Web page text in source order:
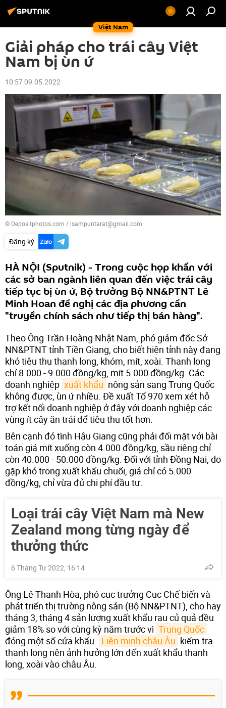
Việt Nam
Giải pháp cho trái cây Việt
Nam bị ùn ứ
10:57 09.05.2022
© Depositphotos.com / isampuntarat@gmail.com
Đăng ký
HÀ NỘI (Sputnik) - Trong cuộc họp khẩn với
các sở ban ngành liên quan đến việc trái cây
tiếp tục bị ùn ứ, Bộ trưởng Bộ NN&PTNT Lê
Minh Hoan đề nghị các địa phương cần
"truyền chính sách như tiếp thị bán hàng".
Theo Ông Trần Hoàng Nhật Nam, phó giám đốc Sở
NN&PTNT tỉnh Tiền Giang, cho biết hiện tỉnh này đang
khó tiêu thụ thanh long, khóm, mít, xoài. Thanh long
chỉ 8.000 - 9.000 đồng/kg, mít 5.000 đồng/kg. Các
doanh nghiệp xuất khẩu nông sản sang Trung Quốc
không được, ùn ứ nhiều. Đề xuất Tổ 970 xem xét hỗ
trợ kết nối doanh nghiệp ở đây với doanh nghiệp các
vùng ít cây ăn trái để tiêu thụ tốt hơn.
Bên cạnh đó tình Hậu Giang cũng phải đối mặt với bài
toán giá mít xuống còn 4.000 đồng/kg, sầu riêng chỉ
còn 40.000 - 50.000 đồng/kg. Đối với tỉnh Đồng Nai, do
gặp khó trong xuất khẩu chuối, giá chỉ có 5.000
đồng/kg, chỉ vừa đủ chi phí đầu tư.
Loại trái cây Việt Nam mà New
Zealand mong từng ngày để
thưởng thức
6 Tháng Tư 2022, 16:14
Ông Lê Thanh Hòa, phó cục trưởng Cục Chế biến và
phát triển thị trường nông sản (Bộ NN&PTNT), cho hay
tháng 3, tháng 4 sản lượng xuất khẩu rau củ quả đều
giảm 18% so với cùng kỳ năm trước vì Trung Quốc
đóng một số cửa khẩu. Liên minh châu Âu kiểm tra
thanh long nên ảnh hưởng lớn đến xuất khẩu thanh
long, xoài vào châu Âu.